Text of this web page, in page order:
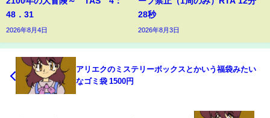
48．31
2026年8月4日
28秒
2026年8月3日
アリエクのミステリーボックスとかいう福袋みたい
なゴミ袋 1500円